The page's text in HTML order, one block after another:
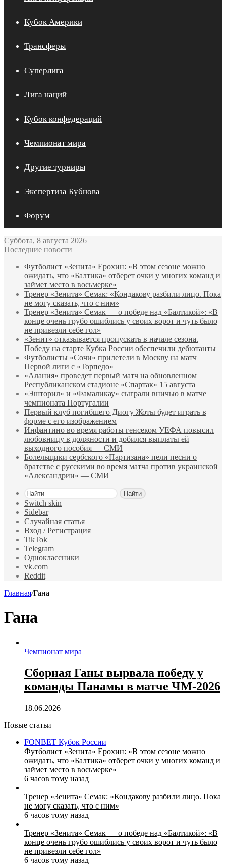
Кубок Америки
Трансферы
Суперлига
Лига наций
Кубок конфедераций
Чемпионат мира
Другие турниры
Экспертиза Бубнова
Форум
Суббота, 8 августа 2026
Последние новости
Футболист «Зенита» Ерохин: «В этом сезоне можно
ожидать, что «Балтика» отберет очки у многих команд и
займет место в восьмерке»
Тренер «Зенита» Семак: «Кондакову разбили лицо. Пока
не могу сказать, что с ним»
Тренер «Зенита» Семак — о победе над «Балтикой»: «В
конце очень грубо ошиблись у своих ворот и чуть было
не привезли себе гол»
«Зенит» отказывается пропускать в начале сезона.
Победу на старте Кубка России обеспечили дебютанты
Футболисты «Сочи» прилетели в Москву на матч
Первой лиги с «Торпедо»
«Алания» проведет первый матч на обновленном
Республиканском стадионе «Спартак» 15 августа
«Эшторил» и «Фамаликау» сыграли вничью в матче
чемпионата Португалии
Первый клуб погибшего Диогу Жоты будет играть в
форме с его изображением
Инфантино во время работы генсеком УЕФА повысил
любовницу в должности и добился выплаты ей
выходного пособия — СМИ
Болельщики сербского «Партизана» пели песни о
братстве с русскими во время матча против украинской
«Александрии» — СМИ
Найти
Switch skin
Sidebar
Случайная статья
Вход / Регистрация
TikTok
Telegram
Одноклассники
vk.com
Reddit
Главная/Гана
Гана
Чемпионат мира
Сборная Ганы вырвала победу у
команды Панамы в матче ЧМ‑2026
18.06.2026
Новые статьи
FONBET Кубок России
Футболист «Зенита» Ерохин: «В этом сезоне можно
ожидать, что «Балтика» отберет очки у многих команд и
займет место в восьмерке»
6 часов тому назад
Тренер «Зенита» Семак: «Кондакову разбили лицо. Пока
не могу сказать, что с ним»
6 часов тому назад
Тренер «Зенита» Семак — о победе над «Балтикой»: «В
конце очень грубо ошиблись у своих ворот и чуть было
не привезли себе гол»
6 часов тому назад